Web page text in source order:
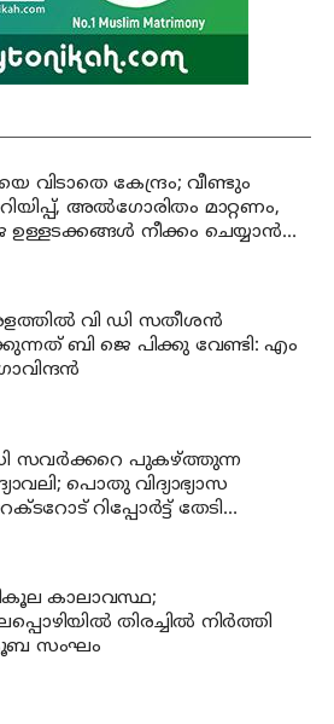
വിടാതെ കേന്ദ്രം; വീണ്ടും
അൽഗോരിതം മാറ്റണം,
ഉള്ളടക്കങ്ങൾ നീക്കം ചെയ്യാൻ
വി ഡി സതീശന്‍
ബി ജെ പിക്കു വേണ്ടി: എം
സവര്‍ക്കറെ പുകഴ്ത്തുന്ന
പൊതു വിദ്യാഭ്യാസ
റിപ്പോര്‍ട്ട് തേടി
കാലാവസ്ഥ;
തിരച്ചില്‍ നിര്‍ത്തി
സംഘം